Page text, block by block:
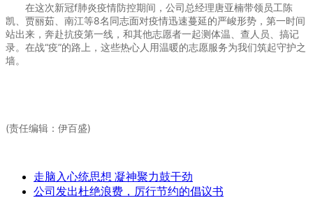
在这次新冠f肺炎疫情防控期间，公司总经理唐亚楠带领员工陈
凯、贾丽茹、南江等8名同志面对疫情迅速蔓延的严峻形势，第一时间
站出来，奔赴抗疫第一线，和其他志愿者一起测体温、查人员、搞记
录。在战“疫”的路上，这些热心人用温暖的志愿服务为我们筑起守护之
墙。
(责任编辑：伊百盛)
走脑入心统思想 凝神聚力鼓干劲
公司发出杜绝浪费，厉行节约的倡议书